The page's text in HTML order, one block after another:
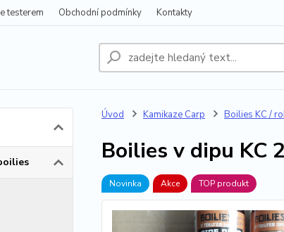
testerem Obchodní podmínky Kontakty
Úvod Kamikaze Carp Boilies KC /
Boilies v dipu KC
Novinka Akce TOP produkt